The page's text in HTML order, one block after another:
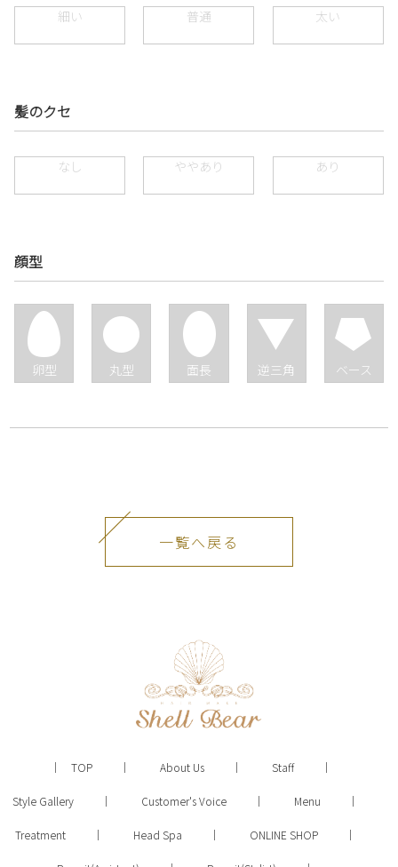
細い 普通 太い
髪のクセ
なし ややあり あり
顔型
卵型 丸型 面長 逆三角 ベース
一覧へ戻る
TOP About Us Staff
Style Gallery Customer's Voice Menu
Treatment Head Spa ONLINE SHOP